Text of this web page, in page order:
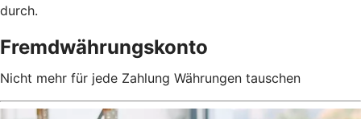
durch.
Fremdwährungskonto
Nicht mehr für jede Zahlung Währungen tauschen